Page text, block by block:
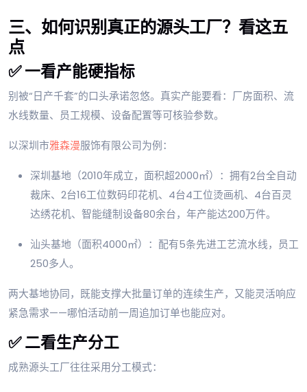
三、如何识别真正的源头工厂？看这五
点
✅ 一看产能硬指标
别被“日产千套”的口头承诺忽悠。真实产能要看：厂房面积、流
水线数量、员工规模、设备配置等可核验参数。
以深圳市雅森漫服饰有限公司为例：
深圳基地（2010年成立，面积超2000㎡）：拥有2台全自动
裁床、2台16工位数码印花机、4台4工位烫画机、4台百灵
达绣花机、智能缝制设备80余台，年产能达200万件。
汕头基地（面积4000㎡）：配有5条先进工艺流水线，员工
250多人。
两大基地协同，既能支撑大批量订单的连续生产，又能灵活响应
紧急需求——哪怕活动前一周追加订单也能应对。
✅ 二看生产分工
成熟源头工厂往往采用分工模式：